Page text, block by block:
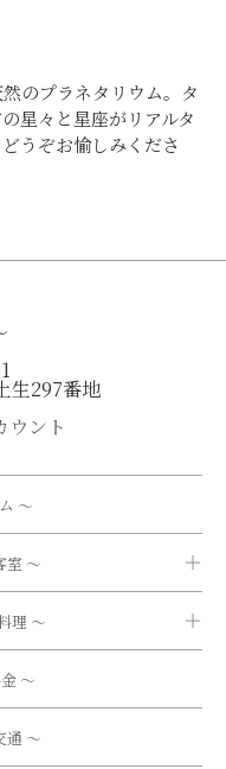
のプラネタリウム。タ
星々と星座がリアルタ
うぞお愉しみくださ
生297番地
ント
～
室 ～
理 ～
～
通 ～